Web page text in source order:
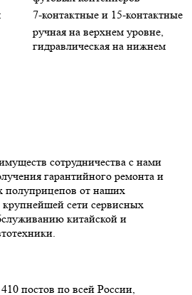
7-контактные и 15-контактные
ручная на верхнем уровне,
гидравлическая на нижнем
сотрудничества с нами
гарантийного ремонта и
полуприцепов от наших
сети сервисных
китайской и
постов по всей России,